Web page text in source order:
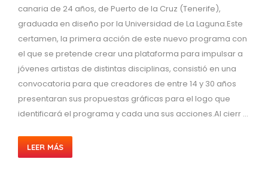
canaria de 24 años, de Puerto de la Cruz (Tenerife),
graduada en diseño por la Universidad de La Laguna.Este
certamen, la primera acción de este nuevo programa con
el que se pretende crear una plataforma para impulsar a
jóvenes artistas de distintas disciplinas, consistió en una
convocatoria para que creadores de entre 14 y 30 años
presentaran sus propuestas gráficas para el logo que
identificará el programa y cada una sus acciones.Al cierr ...
LEER MÁS